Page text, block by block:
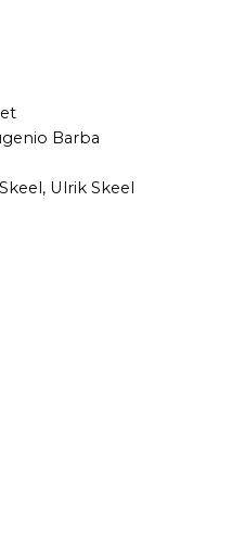
Barba
Ulrik Skeel